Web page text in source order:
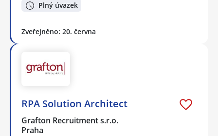
Plný úvazek
Zveřejněno: 20. června
RPA Solution Architect
Grafton Recruitment s.r.o.
Praha